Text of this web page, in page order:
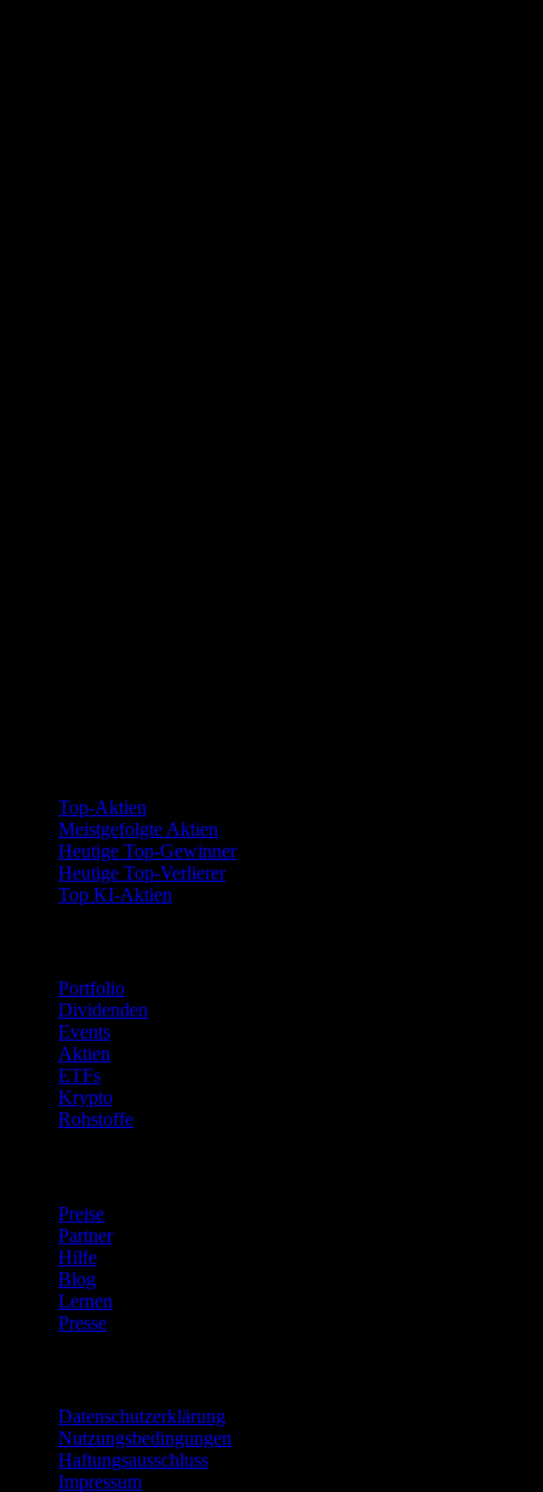
Top-Aktien
Meistgefolgte Aktien
Heutige Top-Gewinner
Heutige Top-Verlierer
Top KI-Aktien
Portfolio
Dividenden
Events
Aktien
ETFs
Krypto
Rohstoffe
Preise
Partner
Hilfe
Blog
Lernen
Presse
Datenschutzerklärung
Nutzungsbedingungen
Haftungsausschluss
Impressum